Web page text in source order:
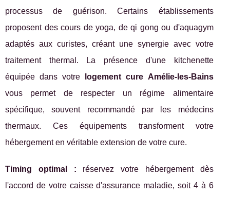
processus de guérison. Certains établissements
proposent des cours de yoga, de qi gong ou d'aquagym
adaptés aux curistes, créant une synergie avec votre
traitement thermal. La présence d'une kitchenette
équipée dans votre
logement cure Amélie-les-Bains
vous permet de respecter un régime alimentaire
spécifique, souvent recommandé par les médecins
thermaux. Ces équipements transforment votre
hébergement en véritable extension de votre cure.
Timing optimal : réservez votre hébergement dès
l'accord de votre caisse d'assurance maladie, soit 4 à 6